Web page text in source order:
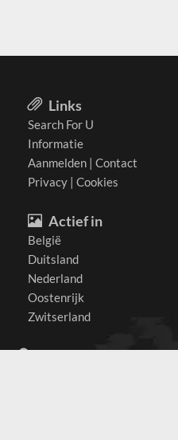
Links
Search For U
Informatie
Aanmelden | Contact
Privacy | Cookies
Actief in
België
Duitsland
Nederland
Oostenrijk
Zwitserland
Contact